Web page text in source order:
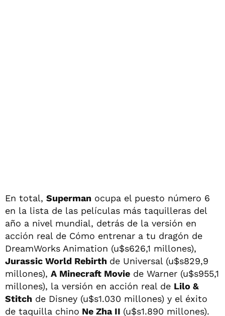
En total, Superman ocupa el puesto número 6
en la lista de las películas más taquilleras del
año a nivel mundial, detrás de la versión en
acción real de Cómo entrenar a tu dragón de
DreamWorks Animation (u$s626,1 millones),
Jurassic World Rebirth de Universal (u$s829,9
millones), A Minecraft Movie de Warner (u$s955,1
millones), la versión en acción real de Lilo &
Stitch de Disney (u$s1.030 millones) y el éxito
de taquilla chino Ne Zha II (u$s1.890 millones).